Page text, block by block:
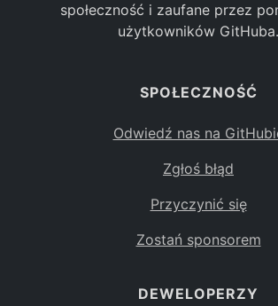
społeczność i zaufane przez
użytkowników GitHuba.
SPOŁECZNOŚĆ
Odwiedź nas na
Zgłoś błąd
Przyczynić się
Zostań sponsorem
DEWELOPERZY